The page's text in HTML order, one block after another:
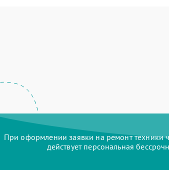
При оформлении заявки на ремонт техники
действует персональная